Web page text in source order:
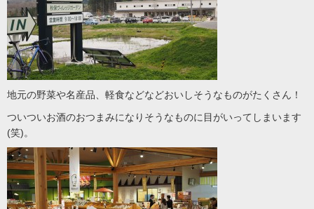
地元の野菜や名産品、軽食などなどおいしそうなものがたくさん！
ついついお酒のおつまみになりそうなものに目がいってしまいます
(笑)。